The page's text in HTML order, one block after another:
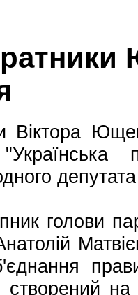
Віктора
голови
на